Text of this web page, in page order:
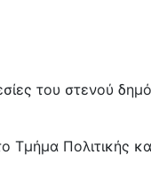
του στενού
Τμήμα Πολιτικής